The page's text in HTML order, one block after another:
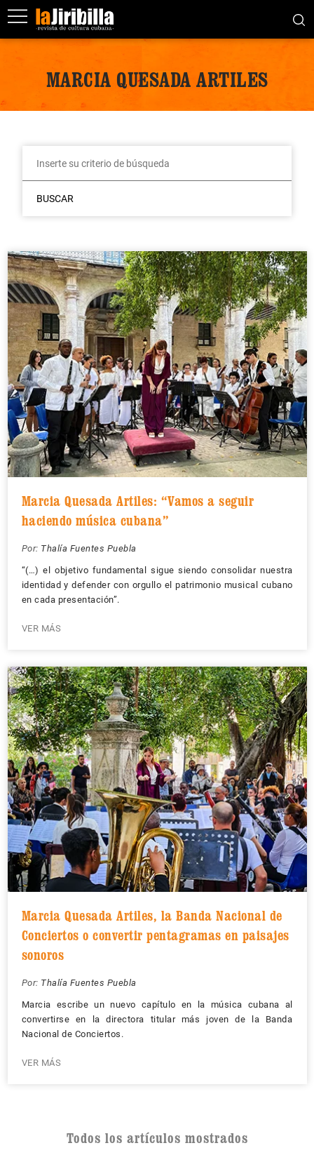
MARCIA QUESADA ARTILES
BUSCAR
Marcia Quesada Artiles: “Vamos a seguir
haciendo música cubana”
Por: Thalía Fuentes Puebla
“(…) el objetivo fundamental sigue siendo consolidar nuestra
identidad y defender con orgullo el patrimonio musical cubano
en cada presentación”.
VER MÁS
Marcia Quesada Artiles, la Banda Nacional de
Conciertos o convertir pentagramas en paisajes
sonoros
Por: Thalía Fuentes Puebla
Marcia escribe un nuevo capítulo en la música cubana al
convertirse en la directora titular más joven de la Banda
Nacional de Conciertos.
VER MÁS
Todos los artículos mostrados